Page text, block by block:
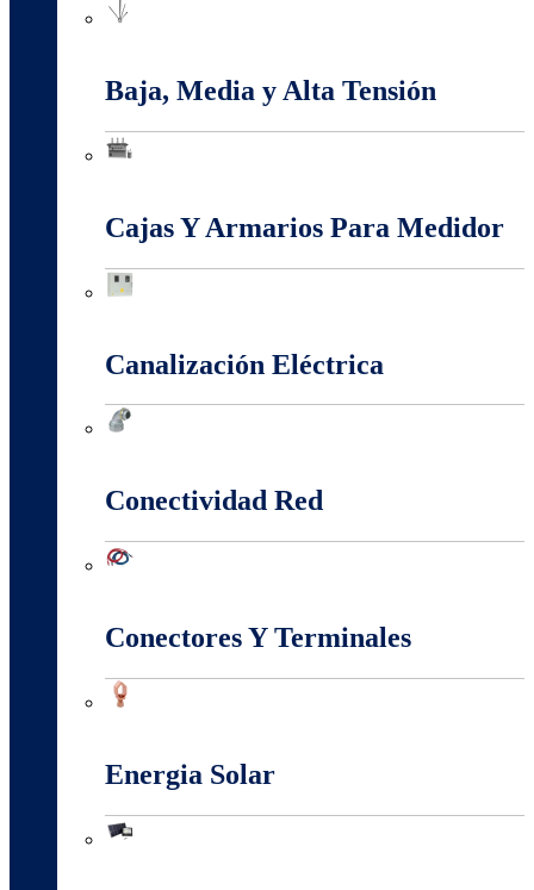
Baja, Media y Alta Tensión
Cajas Y Armarios Para Medidor
Canalización Eléctrica
Conectividad Red
Conectores Y Terminales
Energia Solar